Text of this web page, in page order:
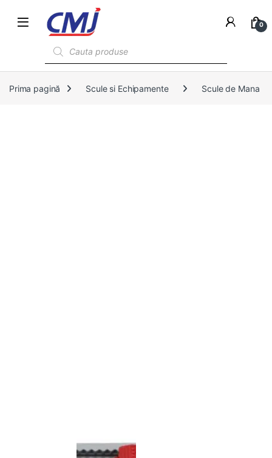
0
Prima pagină Scule si Echipamente Scule de Mana